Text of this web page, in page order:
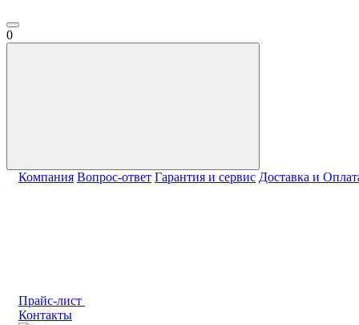
0
Компания Вопрос-ответ Гарантия и сервис Доставка и
Прайс-лист
Контакты